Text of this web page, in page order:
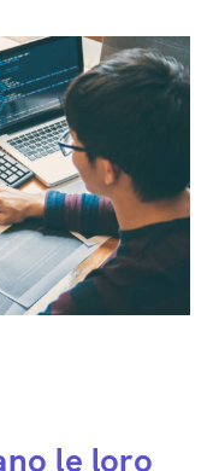
le loro